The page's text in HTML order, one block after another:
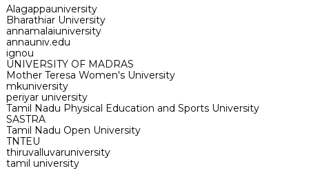
Alagappauniversity
Bharathiar University
annamalaiuniversity
annauniv.edu
ignou
UNIVERSITY OF MADRAS
Mother Teresa Women's University
mkuniversity
periyar university
Tamil Nadu Physical Education and Sports University
SASTRA
Tamil Nadu Open University
TNTEU
thiruvalluvaruniversity
tamil university